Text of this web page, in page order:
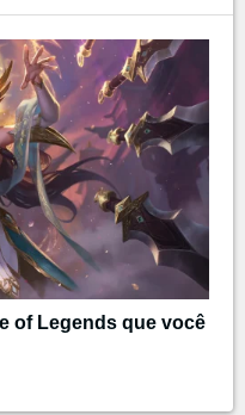
of Legends que você